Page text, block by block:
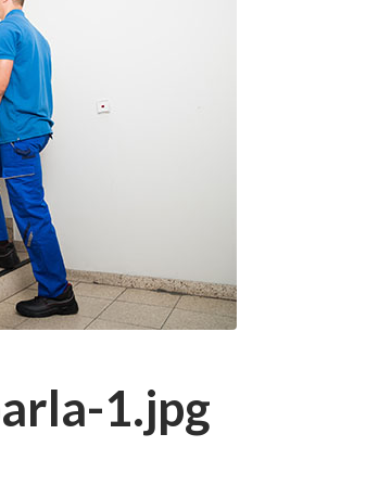
1.jpg